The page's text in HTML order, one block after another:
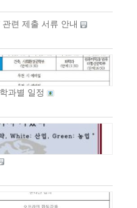
련 제출 서류 안내
과별 일정